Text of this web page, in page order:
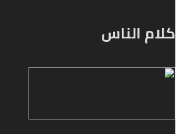
كلام الناس